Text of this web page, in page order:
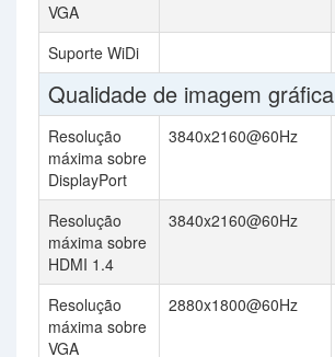
VGA
Suporte WiDi
Qualidade de imagem gráfica
Resolução
máxima sobre
DisplayPort
3840x2160@60Hz
Resolução
máxima sobre
HDMI 1.4
3840x2160@60Hz
Resolução
máxima sobre
VGA
2880x1800@60Hz